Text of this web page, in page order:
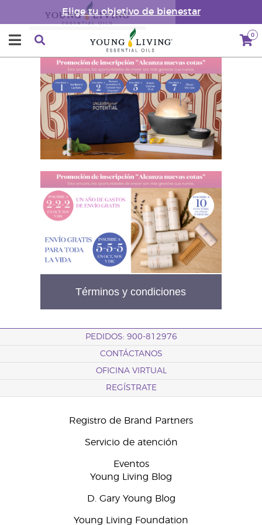
Elige tu objetivo de bienestar
0
Términos y condiciones
PEDIDOS: 900-812976
CONTÁCTANOS
OFICINA VIRTUAL
REGÍSTRATE
Registro de Brand Partners
Servicio de atención
Eventos
Young Living Blog
D. Gary Young Blog
Young Living Foundation